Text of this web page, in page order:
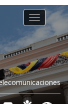
Toggle
navigation